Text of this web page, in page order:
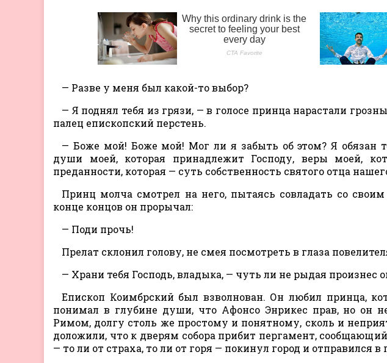
— Разве у меня был какой-то выбор?
— Я поднял тебя из грязи, — в голосе принца нарастали
палец епископский перстень.
— Боже мой! Боже мой! Мог ли я забыть об этом? Я обязан
души моей, которая принадлежит Господу, веры моей,
преданности, которая — суть собственность святого отца
Принц молча смотрел на него, пытаясь совладать со
конце концов он прорычал:
— Поди прочь!
Прелат склонил голову, не смея посмотреть в глаза
— Храни тебя Господь, владыка, — чуть ли не рыдая произнес
Епископ Коимбрский был взволнован. Он любил принца,
понимал в глубине души, что Афонсо Энрикес прав, но он
Римом, долгу столь же простому и понятному, сколь и
доложили, что к дверям собора прибит пергамент,
— то ли от страха, то ли от горя — покинул город и отправился в